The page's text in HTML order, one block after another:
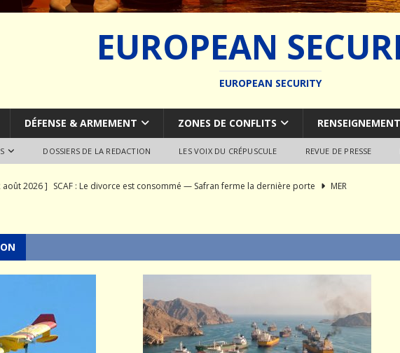
EUROPEAN
EUROPEAN SECURITY
DÉFENSE & ARMEMENT ZONES DE CONFLITS RENSEIGNEMENT
DOSSIERS DE LA REDACTION LES VOIX DU CRÉPUSCULE REVUE DE PRESSE
août 2026 ] SCAF : Le divorce est consommé — Safran ferme la dernière porte
MER
Quand la crise arbitre à notre place JÉRÔME DENARIEZ